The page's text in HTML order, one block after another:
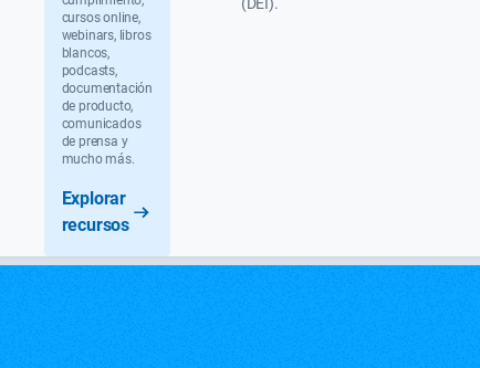
cursos online,
webinars, libros
blancos,
podcasts,
documentación
de producto,
comunicados
de prensa y
mucho más.
Explorar
recursos
(DEI).